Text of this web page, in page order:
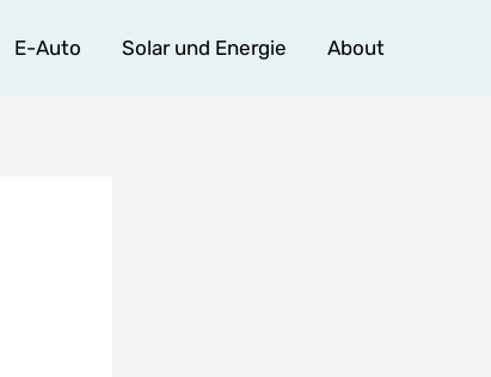
E-Auto Solar und Energie About